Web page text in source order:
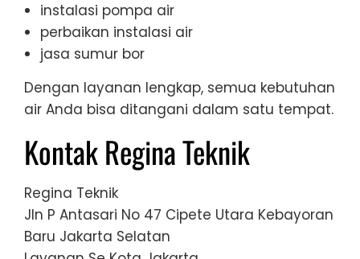
instalasi pompa air
perbaikan instalasi air
jasa sumur bor
Dengan layanan lengkap, semua kebutuhan
air Anda bisa ditangani dalam satu tempat.
Kontak Regina Teknik
Regina Teknik
Jln P Antasari No 47 Cipete Utara Kebayoran
Baru Jakarta Selatan